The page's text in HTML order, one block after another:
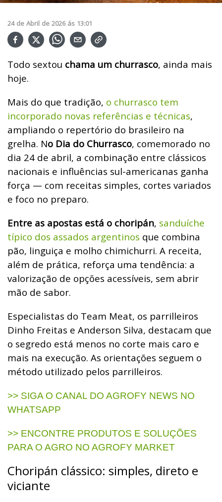
24 de Abril de 2026 ás 13:01
Todo sextou chama um churrasco, ainda mais
hoje.
Mais do que tradição, o churrasco tem
incorporado novas referências e técnicas,
ampliando o repertório do brasileiro na
grelha. No Dia do Churrasco, comemorado no
dia 24 de abril, a combinação entre clássicos
nacionais e influências sul-americanas ganha
força — com receitas simples, cortes variados
e foco no preparo.
Entre as apostas está o choripán, sanduíche
típico dos assados argentinos que combina
pão, linguiça e molho chimichurri. A receita,
além de prática, reforça uma tendência: a
valorização de opções acessíveis, sem abrir
mão de sabor.
Especialistas do Team Meat, os parrilleiros
Dinho Freitas e Anderson Silva, destacam que
o segredo está menos no corte mais caro e
mais na execução. As orientações seguem o
método utilizado pelos parrilleiros.
>> SIGA O CANAL DO AGROFY NEWS NO
WHATSAPP
>> ENCONTRE PRODUTOS E SOLUÇÕES
PARA O AGRO NO AGROFY MARKET
Choripán clássico: simples, direto e
viciante